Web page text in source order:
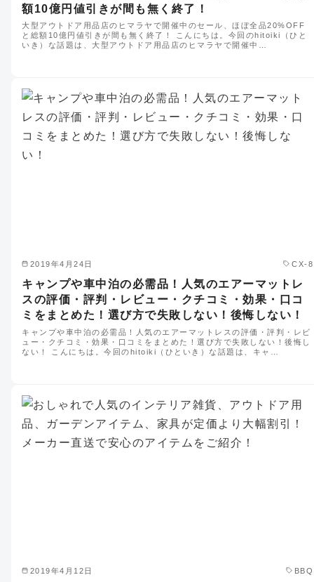
額10億円値引きが間も無く終了！
大型アウトドア用品店のヒマラヤで開催中のセール、ほぼ全品20%OFF
と総額10億円値引きが間も無く終了！ こんにちは。今回のhitoiki（ひと
いき）な話題は、大型アウトドア用品店のヒマラヤで開催中…
2019年4月24日 CX-8
キャンプや車中泊の必需品！人気のエアーマットレ
スの評価・評判・レビュー・クチコミ・効果・口コ
ミをまとめた！選び方で失敗しない！後悔しない！
キャンプや車中泊の必需品！人気のエアーマットレスの評価・評判・レビ
ュー・クチコミ・効果・口コミをまとめた！選び方で失敗しない！後悔し
ない！ こんにちは。今回のhitoiki（ひといき）な話題は、キャ…
2019年4月12日 BBQ